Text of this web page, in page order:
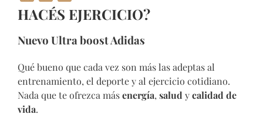
HACÉS EJERCICIO?
Nuevo Ultra boost Adidas
Qué bueno que cada vez son más las adeptas al
entrenamiento, el deporte y al ejercicio cotidiano.
Nada que te ofrezca másenergía, salud ycalidad de
vida.